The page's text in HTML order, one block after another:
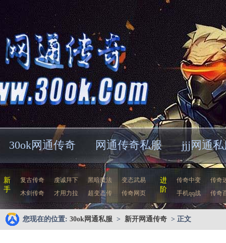
30ok网通传奇 网通传奇私服 jjj网通私
新
手
复古传奇 虔诚拜下 黑暗魔法
变态武易
木剑传奇
才用力拉 超变态传 传奇网页
进
阶
传奇中变
传奇
手机qq战
传奇
您现在的位置: 30ok网通私服 > 新开网通传奇 > 正文